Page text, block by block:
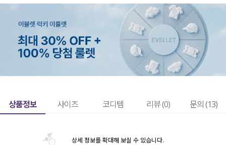
상품정보 사이즈 코디템 리뷰 (0) 문의 (13)
상세 정보를 확대해 보실 수 있습니다.